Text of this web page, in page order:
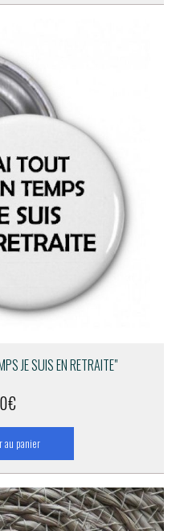
JE SUIS EN RETRAITE"
€
au panier